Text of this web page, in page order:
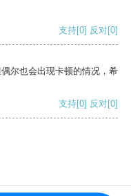
支持[0] 反对[0]
尔也会出现卡顿的情况，希
支持[0] 反对[0]